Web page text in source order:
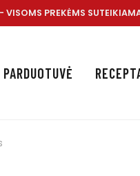
VISOMS PREKĖMS
PARDUOTUVĖ